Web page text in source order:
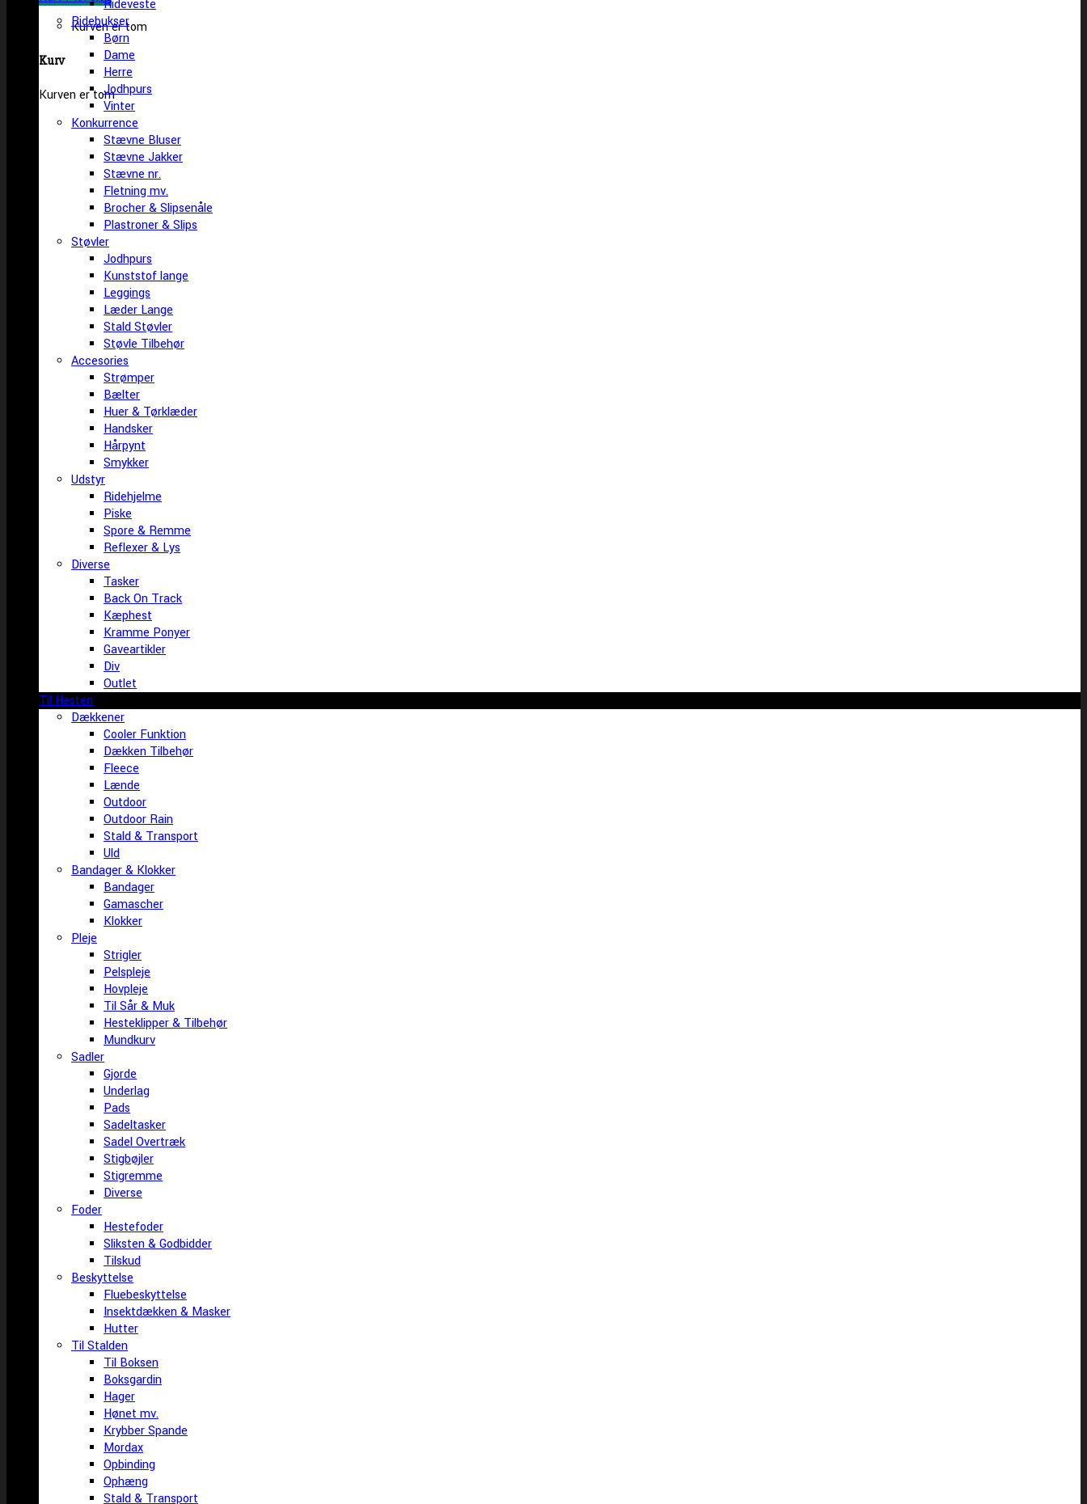
Kurven er tom
Kurv
Kurven er tom
Rideveste
Ridebukser
Børn
Dame
Herre
Jodhpurs
Vinter
Konkurrence
Stævne Bluser
Stævne Jakker
Stævne nr.
Fletning mv.
Brocher & Slipsenåle
Plastroner & Slips
Støvler
Jodhpurs
Kunststof lange
Leggings
Læder Lange
Stald Støvler
Støvle Tilbehør
Accesories
Strømper
Bælter
Huer & Tørklæder
Handsker
Hårpynt
Smykker
Udstyr
Ridehjelme
Piske
Spore & Remme
Reflexer & Lys
Diverse
Tasker
Back On Track
Kæphest
Kramme Ponyer
Gaveartikler
Div
Outlet
Til Hesten
Dækkener
Cooler Funktion
Dækken Tilbehør
Fleece
Lænde
Outdoor
Outdoor Rain
Stald & Transport
Uld
Bandager & Klokker
Bandager
Gamascher
Klokker
Pleje
Strigler
Pelspleje
Hovpleje
Til Sår & Muk
Hesteklipper & Tilbehør
Mundkurv
Sadler
Gjorde
Underlag
Pads
Sadeltasker
Sadel Overtræk
Stigbøjler
Stigremme
Diverse
Foder
Hestefoder
Sliksten & Godbidder
Tilskud
Beskyttelse
Fluebeskyttelse
Insektdækken & Masker
Hutter
Til Stalden
Til Boksen
Boksgardin
Hager
Hønet mv.
Krybber Spande
Mordax
Opbinding
Ophæng
Stald & Transport